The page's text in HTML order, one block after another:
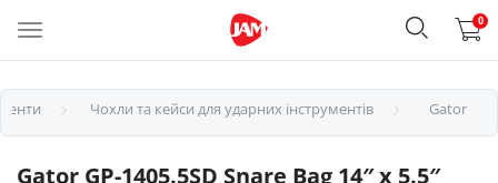
0
Чохли та кейси для ударних інструментів Gator
Gator GP-1405.5SD Snare Bag 14″ x 5.5″